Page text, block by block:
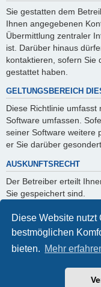
Diese Website nutzt
bestmöglichen
bieten. Mehr
Sie gestatten dem
Ihnen angegebenen
Übermittlung zentraler
ist. Darüber hinaus
kontaktieren, sofern Sie
gestattet haben.
GELTUNGSBEREICH
Diese Richtlinie umfasst
Software umfassen.
seiner Software weitere
er Sie darüber
AUSKUNFTSRECHT
Der Betreiber erteilt
Sie gespeichert sind.
Sie können jederzeit
verlangen. Kontaktieren
Powered by